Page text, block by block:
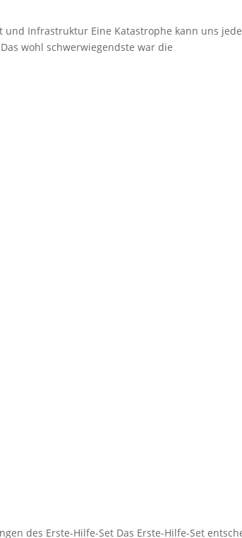
und Infrastruktur Eine Katastrophe kann uns
wohl schwerwiegendste war die
des Erste-Hilfe-Set Das Erste-Hilfe-Set